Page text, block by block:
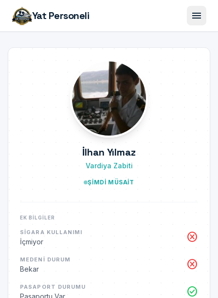
Yat Personeli menu
İlhan Yılmaz
Vardiya Zabiti
ŞIMDI MÜSAIT
EK BILGILER
SIGARA KULLANIMI
İçmiyor cancel
MEDENI DURUM
Bekar cancel
PASAPORT DURUMU
Pasaportu Var check_circle